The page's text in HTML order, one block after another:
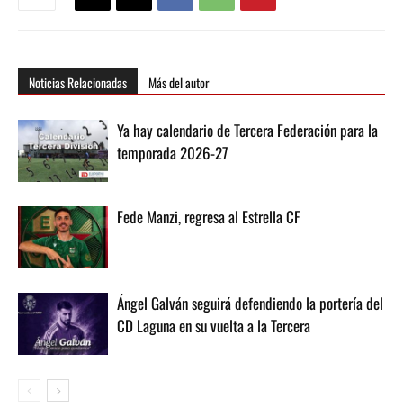
Noticias Relacionadas Más del autor
Ya hay calendario de Tercera Federación para la
temporada 2026-27
Fede Manzi, regresa al Estrella CF
Ángel Galván seguirá defendiendo la portería del
CD Laguna en su vuelta a la Tercera